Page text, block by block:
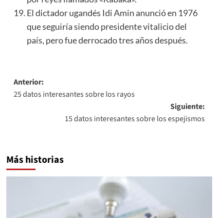
El dictador ugandés Idi Amin anunció en 1976
que seguiría siendo presidente vitalicio del
país, pero fue derrocado tres años después.
Navegación
de
entradas
Anterior:
25 datos interesantes sobre los rayos
Siguiente:
15 datos interesantes sobre los espejismos
Más historias